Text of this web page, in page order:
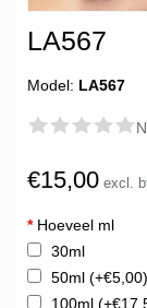
LA567
Model: LA567
€15,00 excl.
*Hoeveel ml
30ml
50ml (+€5,00)
100ml